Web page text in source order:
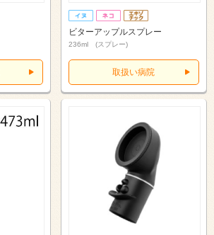
ビターアップルスプレー
236ml (スプレー)
取扱い病院